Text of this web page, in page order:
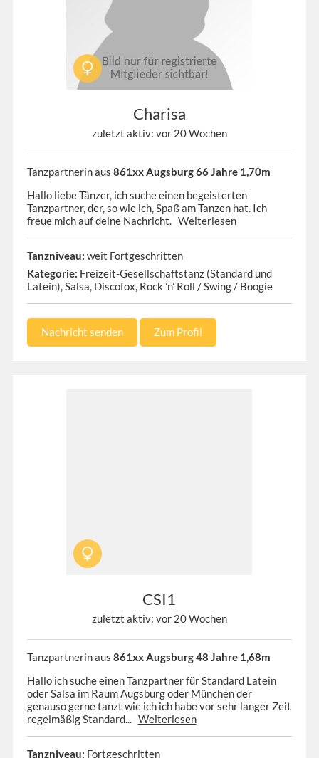
Charisa
zuletzt aktiv: vor 20 Wochen
Tanzpartnerin aus 861xx Augsburg 66 Jahre 1,70m
Hallo liebe Tänzer, ich suche einen begeisterten
Tanzpartner, der, so wie ich, Spaß am Tanzen hat. Ich
freue mich auf deine Nachricht. Weiterlesen
Tanzniveau: weit Fortgeschritten
Kategorie: Freizeit-Gesellschaftstanz (Standard und
Latein), Salsa, Discofox, Rock ’n’ Roll / Swing / Boogie
Nachricht senden Zum Profil
CSI1
zuletzt aktiv: vor 20 Wochen
Tanzpartnerin aus 861xx Augsburg 48 Jahre 1,68m
Hallo ich suche einen Tanzpartner für Standard Latein
oder Salsa im Raum Augsburg oder München der
genauso gerne tanzt wie ich ich habe vor sehr langer Zeit
regelmäßig Standard... Weiterlesen
Tanzniveau: Fortgeschritten